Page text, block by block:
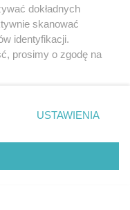
Muzyka i kultura
Archiwum wydarzeń
Zdjęcia miasta
dokładnych
skanować
identyfikacji.
prosimy o zgodę na
strony
. Niektóre
zastosowania tylko
USTAWIENIA